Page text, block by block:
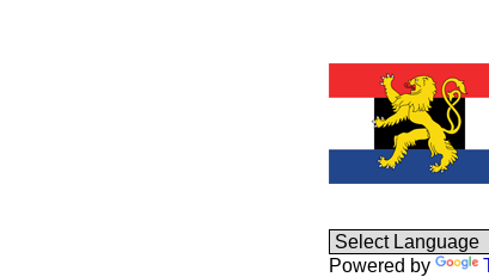
Powered by